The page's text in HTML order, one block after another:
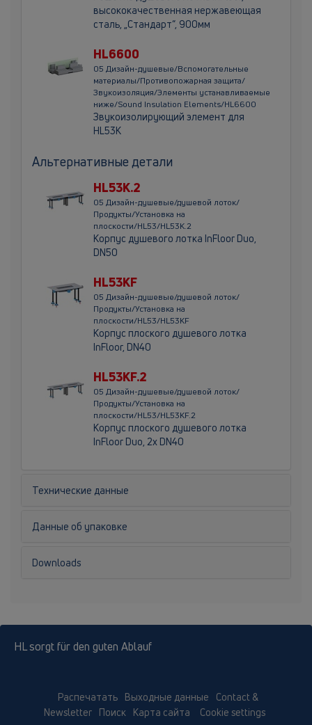
высококачественная нержавеющая
сталь, „Стандарт“, 900мм
HL6600
05 Дизайн-душевые/Вспомогательные
материалы/Противопожарная защита/
Звукоизоляция/Элементы устанавливаемые
ниже/Sound Insulation Elements/HL6600
Звукоизолирующий элемент для
HL53K
Альтернативные детали
HL53K.2
05 Дизайн-душевые/душевой лоток/
Продукты/Установка на
плоскости/HL53/HL53K.2
Корпус душевого лотка InFloor Duo,
DN50
HL53KF
05 Дизайн-душевые/душевой лоток/
Продукты/Установка на
плоскости/HL53/HL53KF
Корпус плоского душевого лотка
InFloor, DN40
HL53KF.2
05 Дизайн-душевые/душевой лоток/
Продукты/Установка на
плоскости/HL53/HL53KF.2
Корпус плоского душевого лотка
InFloor Duo, 2x DN40
Технические данные
Данные об упаковке
Downloads
HL sorgt für den guten Ablauf
Распечатать Выходные данные
Contact &
Newsletter
Поиск Карта сайта Cookie settings